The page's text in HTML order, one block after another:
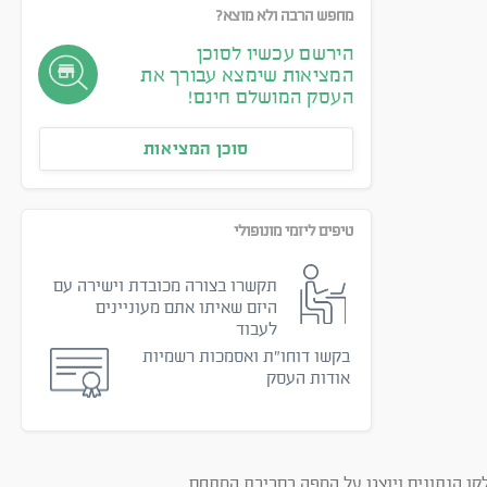
מחפש הרבה ולא מוצא?
הירשם עכשיו לסוכן
המציאות שימצא עבורך את
העסק המושלם חינם!
סוכן המציאות
טיפים ליזמי מונופולי
תקשרו בצורה מכובדת וישירה עם
היזם שאיתו אתם מעוניינים
לעבוד
בקשו דוחו״ת ואסמכות רשמיות
אודות העסק